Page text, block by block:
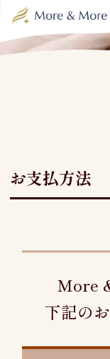
お支払方法
More
下記の